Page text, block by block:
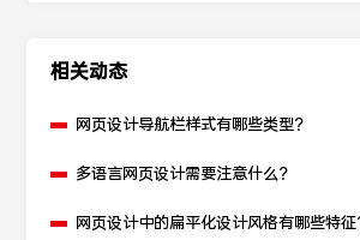
相关动态
网页设计导航栏样式有哪些类型？
多语言网页设计需要注意什么？
网页设计中的扁平化设计风格有哪些特征